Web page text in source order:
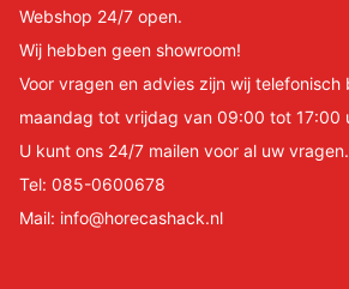
Webshop 24/7 open.
Wij hebben geen showroom!
Voor vragen en advies zijn wij telefonisch
maandag tot vrijdag van 09:00 tot 17:00
U kunt ons 24/7 mailen voor al uw vragen.
Tel: 085-0600678
Mail: info@horecashack.nl